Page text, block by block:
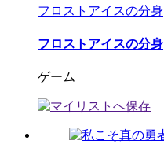
フロストアイスの分身
フロストアイスの分身
ゲーム